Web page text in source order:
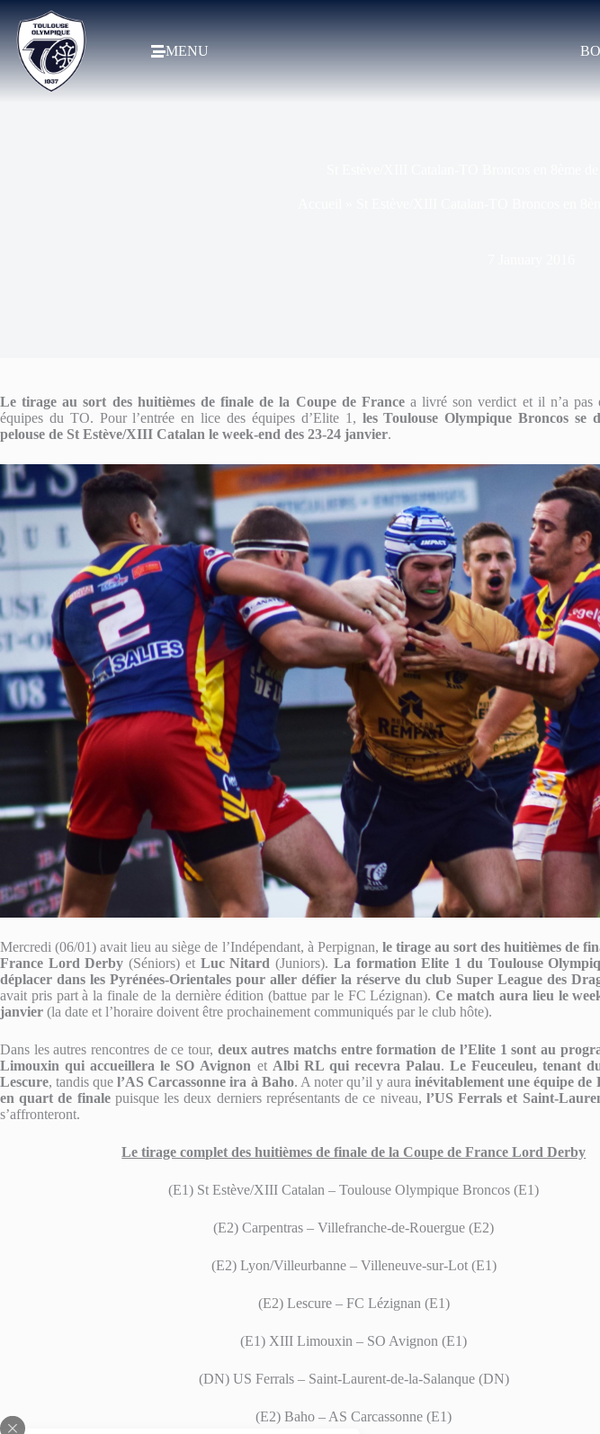
MENU
Le tirage au sort des huitièmes de finale de la Coupe de France a livré son verdict et il n’a pas
équipes du TO. Pour l’entrée en lice des équipes d’Elite 1, les Toulouse Olympique Broncos se
pelouse de St Estève/XIII Catalan le week-end des 23-24 janvier.
Mercredi (06/01) avait lieu au siège de l’Indépendant, à Perpignan, le tirage au sort des huitièmes de
France Lord Derby (Séniors) et Luc Nitard (Juniors). La formation Elite 1 du Toulouse
déplacer dans les Pyrénées-Orientales pour aller défier la réserve du club Super League des
avait pris part à la finale de la dernière édition (battue par le FC Lézignan).Ce match aura lieu le
janvier (la date et l’horaire doivent être prochainement communiqués par le club hôte).
Dans les autres rencontres de ce tour, deux autres matchs entre formation de l’Elite 1 sont au
Limouxin qui accueillera le SO Avignon et Albi RL qui recevra Palau.Le Feuceuleu, tenant
Lescure, tandis quel’AS Carcassonne ira à Baho. A noter qu’il y aura inévitablement une équipe de
en quart de finalepuisque les deux derniers représentants de ce niveau, l’US Ferrals et Saint-
s’affronteront.
Le tirage complet des huitièmes de finale de la Coupe de France Lord Derby
(E1) St Estève/XIII Catalan – Toulouse Olympique Broncos (E1)
(E2) Carpentras – Villefranche-de-Rouergue (E2)
(E2) Lyon/Villeurbanne – Villeneuve-sur-Lot (E1)
(E2) Lescure – FC Lézignan (E1)
(E1) XIII Limouxin – SO Avignon (E1)
(DN) US Ferrals – Saint-Laurent-de-la-Salanque (DN)
(E2) Baho – AS Carcassonne (E1)